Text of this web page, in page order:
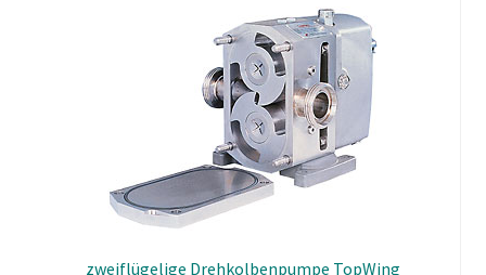
zweiflügelige Drehkolbenpumpe TopWing